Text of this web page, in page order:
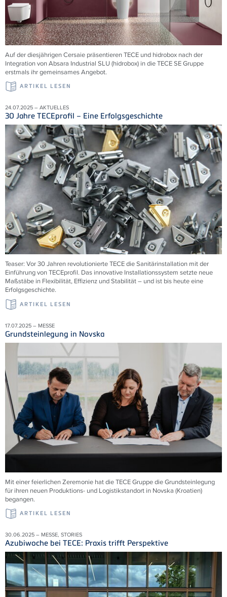
Auf der diesjährigen Cersaie präsentieren TECE und hidrobox nach der
Integration von Absara Industrial SLU (hidrobox) in die TECE SE Gruppe
erstmals ihr gemeinsames Angebot.
ARTIKEL LESEN
24.07.2025 – AKTUELLES
30 Jahre TECEprofil – Eine Erfolgsgeschichte
Teaser: Vor 30 Jahren revolutionierte TECE die Sanitärinstallation mit der
Einführung von TECEprofil. Das innovative Installationssystem setzte neue
Maßstäbe in Flexibilität, Effizienz und Stabilität – und ist bis heute eine
Erfolgsgeschichte.
ARTIKEL LESEN
17.07.2025 – MESSE
Grundsteinlegung in Novska
Mit einer feierlichen Zeremonie hat die TECE Gruppe die Grundsteinlegung
für ihren neuen Produktions- und Logistikstandort in Novska (Kroatien)
begangen.
ARTIKEL LESEN
30.06.2025 – MESSE, STORIES
Azubiwoche bei TECE: Praxis trifft Perspektive